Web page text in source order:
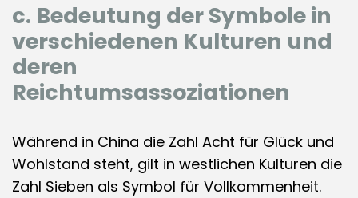
c. Bedeutung der Symbole in
verschiedenen Kulturen und
deren
Reichtumsassoziationen
Während in China die Zahl Acht für Glück und
Wohlstand steht, gilt in westlichen Kulturen die
Zahl Sieben als Symbol für Vollkommenheit.